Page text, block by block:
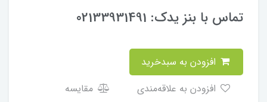
تماس با بنز یدک: 02133931491
مقایسه